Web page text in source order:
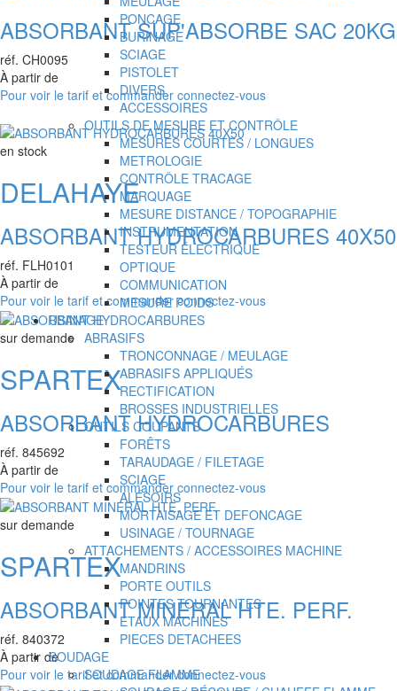
PONCAGE
BURINAGE
SCIAGE
PISTOLET
DIVERS
ACCESSOIRES
OUTILS DE MESURE ET CONTRÔLE
MESURES COURTES / LONGUES
METROLOGIE
CONTRÔLE TRACAGE
MARQUAGE
MESURE DISTANCE / TOPOGRAPHIE
INSTRUMENTATION
TESTEUR ÉLECTRIQUE
OPTIQUE
COMMUNICATION
MESURE POIDS
USINAGE
ABRASIFS
TRONCONNAGE / MEULAGE
ABRASIFS APPLIQUÉS
RECTIFICATION
BROSSES INDUSTRIELLES
OUTILS COUPANTS
FORÊTS
TARAUDAGE / FILETAGE
SCIAGE
ALÉSOIRS
MORTAISAGE ET DEFONCAGE
USINAGE / TOURNAGE
ATTACHEMENTS / ACCESSOIRES MACHINE
MANDRINS
PORTE OUTILS
POINTES TOURNANTES
ETAUX MACHINES
PIECES DETACHEES
SOUDAGE
SOUDAGE FLAMME
ABSORBANT SUP'ABSORBE SAC 20KG
réf. CH0095
À partir de
Pour voir le tarif et commander connectez-vous
en stock
DELAHAYE
ABSORBANT HYDROCARBURES 40X50
réf. FLH0101
À partir de
Pour voir le tarif et commander connectez-vous
sur demande
SPARTEX
ABSORBANT HYDROCARBURES
réf. 845692
À partir de
Pour voir le tarif et commander connectez-vous
sur demande
SPARTEX
ABSORBANT MINERAL HTE. PERF.
réf. 840372
À partir de
Pour voir le tarif et commander connectez-vous